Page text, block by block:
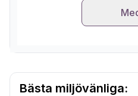
Bästa miljövänliga: